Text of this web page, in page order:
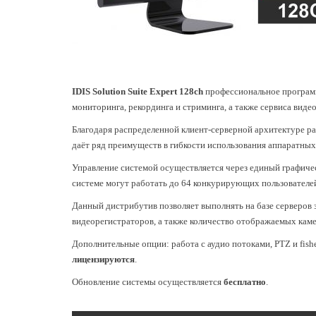
IDIS Solution Suite Expert 128ch профессиональное
мониторинга, рекординга и стриминга, а также сервиса
Благодаря распределенной клиент-серверной архитектуре
даёт ряд преимуществ в гибкости использования
Управление системой осуществляется через единый
системе могут работать до 64 конкурирующих
Данный дистрибутив позволяет выполнять на базе
видеорегистраторов, а также количество отображаемых
Дополнительные опции: работа с аудио потоками, PTZ и
лицензируются.
Обновление системы осуществляется бесплатно.